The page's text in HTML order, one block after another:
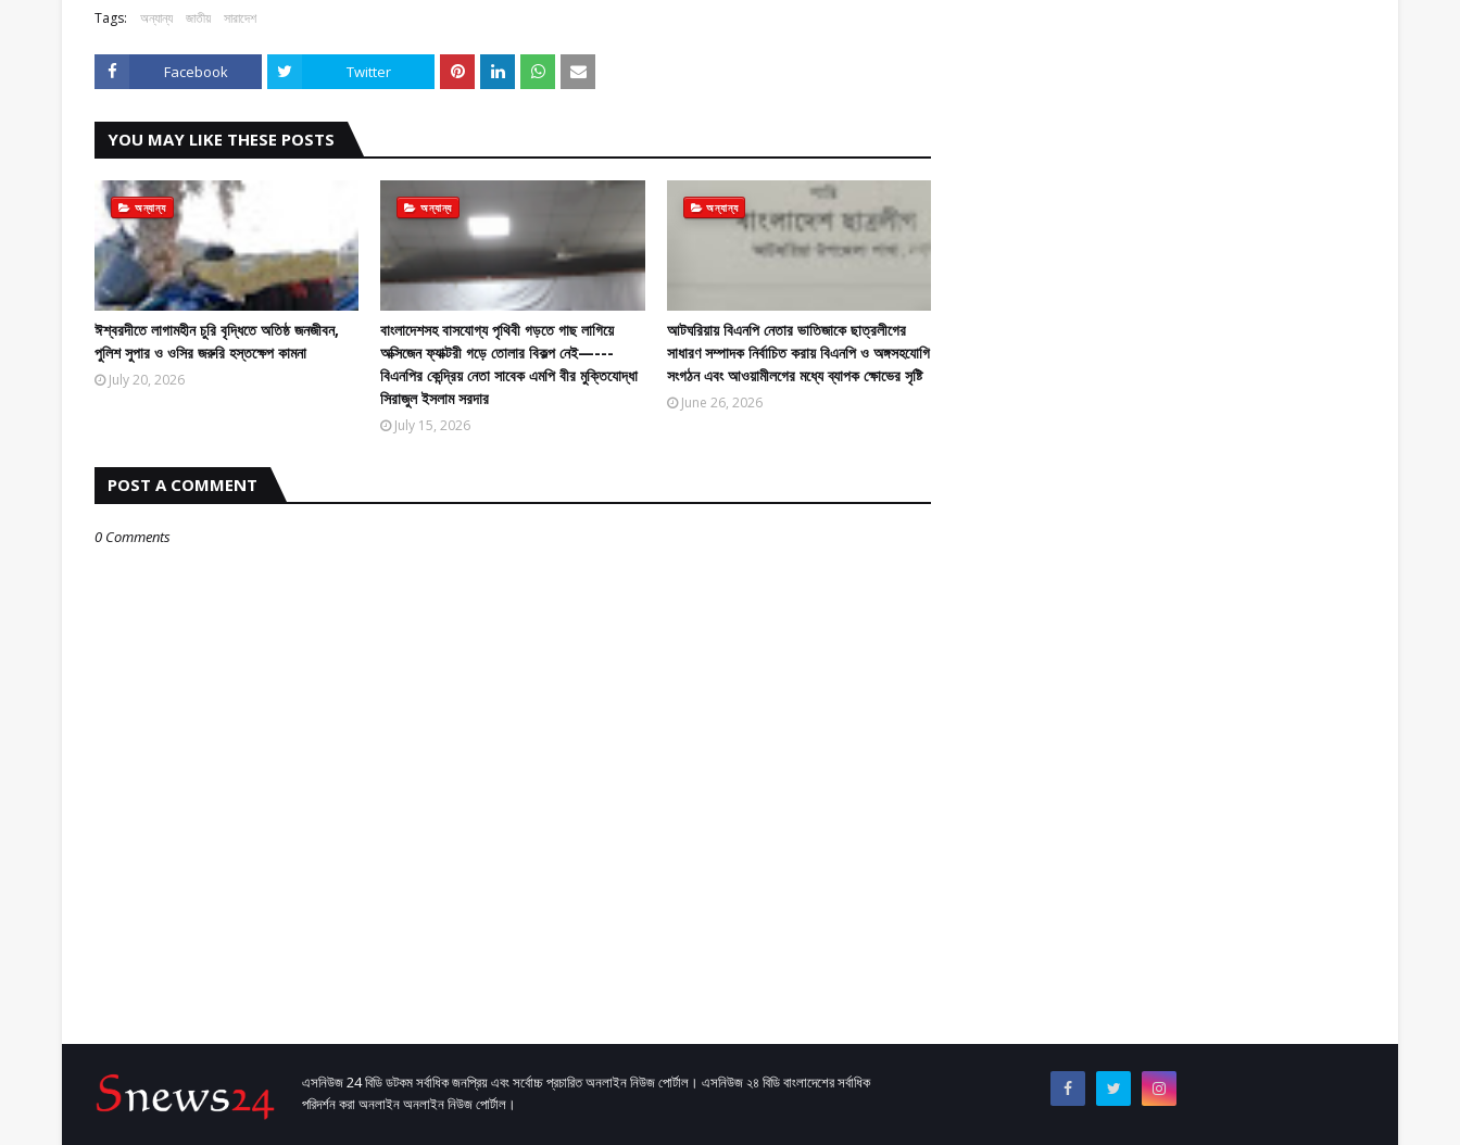
Tags: অন্যান্য জাতীয় সারাদেশ
Facebook Twitter
YOU MAY LIKE THESE POSTS
অন্যান্য
ঈশ্বরদীতে লাগামহীন চুরি বৃদ্ধিতে অতিষ্ঠ জনজীবন,
পুলিশ সুপার ও ওসির জরুরি হস্তক্ষেপ কামনা
July 20, 2026
অন্যান্য
বাংলাদেশসহ বাসযোগ্য পৃথিবী গড়তে গাছ লাগিয়ে
অক্সিজেন ফ্যাক্টরী গড়ে তোলার বিকল্প নেই—---
বিএনপির কেন্দ্রিয় নেতা সাবেক এমপি বীর মুক্তিযোদ্ধা
সিরাজুল ইসলাম সরদার
July 15, 2026
অন্যান্য
আটঘরিয়ায় বিএনপি নেতার ভাতিজাকে ছাত্রলীগের
সাধারণ সম্পাদক নির্বাচিত করায় বিএনপি ও অঙ্গসহযোগি
সংগঠন এবং আওয়ামীলগের মধ্যে ব্যাপক ক্ষোভের সৃষ্টি
June 26, 2026
POST A COMMENT
0 Comments
এসনিউজ 24 বিডি ডটকম সর্বাধিক জনপ্রিয় এবং সর্বোচ্চ প্রচারিত অনলাইন নিউজ পোর্টাল। এসনিউজ ২৪ বিডি বাংলাদেশের সর্বাধিক
পরিদর্শন করা অনলাইন অনলাইন নিউজ পোর্টাল।